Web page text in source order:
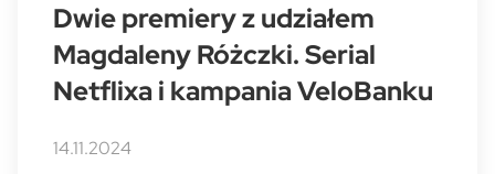
Dwie premiery z udziałem
Magdaleny Różczki. Serial
Netflixa i kampania VeloBanku
14.11.2024